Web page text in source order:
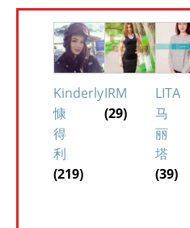
Kinderly
慷
得
利
(219)
IRM
(29)
LITA
马
丽
塔
(39)